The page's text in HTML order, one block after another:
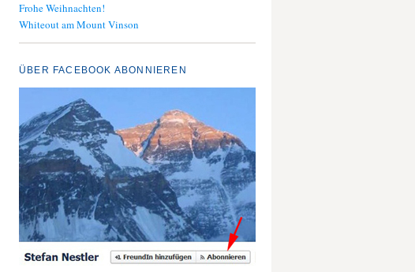
Frohe Weihnachten!
Whiteout am Mount Vinson
ÜBER FACEBOOK ABONNIEREN